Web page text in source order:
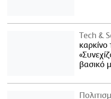
Τech &
βασικό